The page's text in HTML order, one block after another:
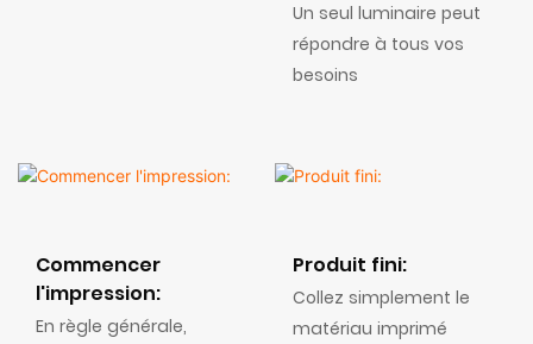
Un seul luminaire peut
répondre à tous vos
besoins
Commencer
l'impression:
En règle générale,
Produit fini:
Collez simplement le
matériau imprimé